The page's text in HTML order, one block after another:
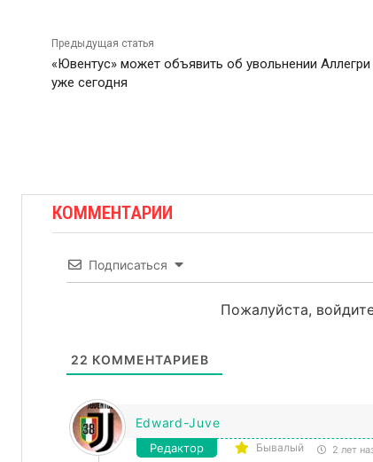
Предыдущая статья
«Ювентус» может объявить об увольнении Аллегри
уже сегодня
КОММЕНТАРИИ
Подписаться
Пожалуйста,
22 КОММЕНТАРИЕВ
Edward-Juve
Редактор Бывалый 2 лет